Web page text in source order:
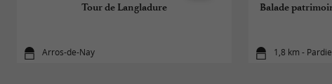
Tour de Langladure
Arros-de-Nay
Balade
1,8 km -